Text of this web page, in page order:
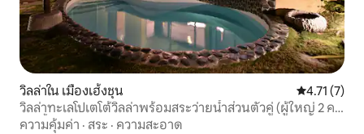
วิลล่าใน เมืองเฮ้งชุน คะแนนเฉลี่ย
4.71 (7)
วิลล่าทะเลโปเตโต้วิลล่าพร้อมสระว่ายน้ำส่วนตัวคู่ (ผู้ใหญ่ 2 คน
เท่านั้น)
ความคุ้มค่า · สระ · ความสะอาด